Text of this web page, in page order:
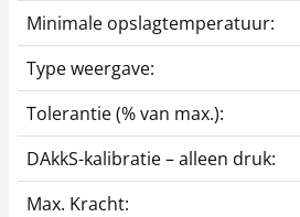
Minimale opslagtemperatuur:
Type weergave:
Tolerantie (% van max.):
DAkkS-kalibratie – alleen druk:
Max. Kracht: